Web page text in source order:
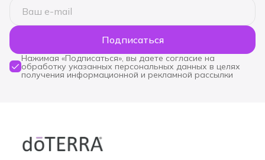
Подписаться
Нажимая «Подписаться», вы даете согласие на
обработку указанных персональных данных в целях
получения информационной и рекламной рассылки